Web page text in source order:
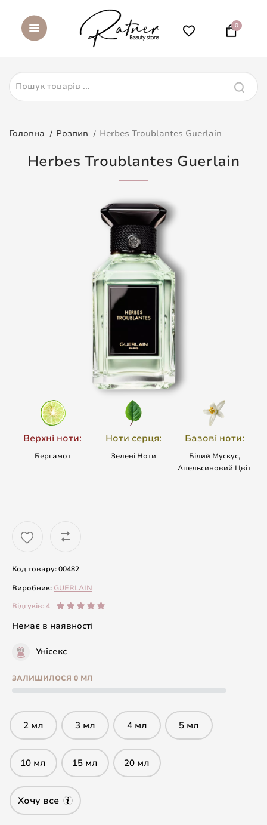
0
Головна Розпив Herbes Troublantes Guerlain
Herbes Troublantes Guerlain
Верхні ноти:
Бергамот
Ноти серця:
Зелені Ноти
Базові ноти:
Білий Мускус,
Апельсиновий Цвіт
Код товару: 00482
Виробник: GUERLAIN
Відгуків: 4
Немає в наявності
Унісекс
ЗАЛИШИЛОСЯ 0 МЛ
2 мл 3 мл 4 мл 5 мл
10 мл 15 мл 20 мл
Хочу все